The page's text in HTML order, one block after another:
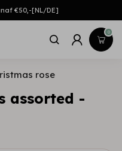
€50,-[NL/DE]
0
rose
assorted -